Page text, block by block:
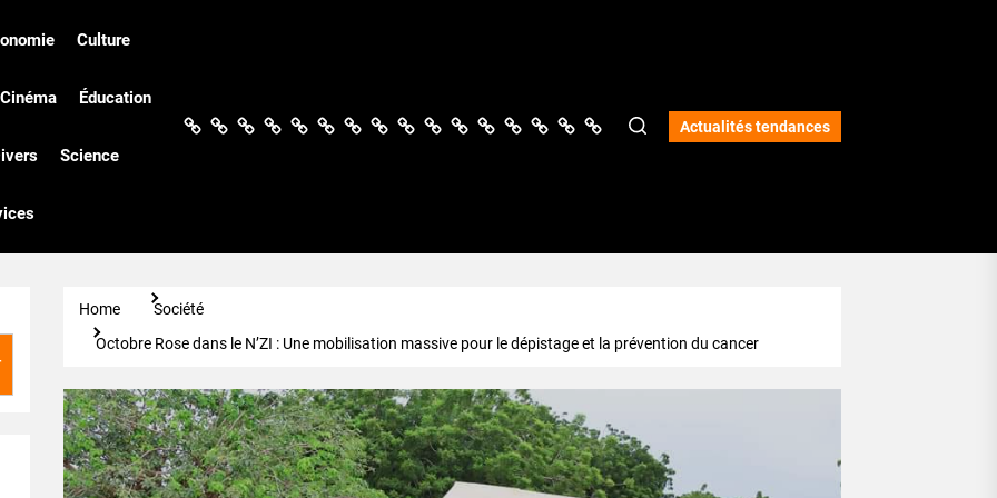
Culture
Cinéma Éducation
Science
Actualités
Politique
Économie
CultureSociété
SportSantéCinémaÉducation
Football
Technologie
DiversScience
Lifestyle
OpinionsServices Actualités tendances
Home
Société
Octobre Rose dans le N’ZI : Une mobilisation massive pour le dépistage et la prévention du cancer